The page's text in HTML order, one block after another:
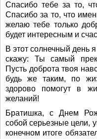
Спасибо тебе за то,
Спасибо за то, что
желаю тебе только
будет интересным и
В этот солнечный день
скажу: Ты самый
Пусть доброта твоя
будь же таким, по
здорово помогут в
желаний!
Братишка, с Днем
собой серьезные цели,
конечном итоге